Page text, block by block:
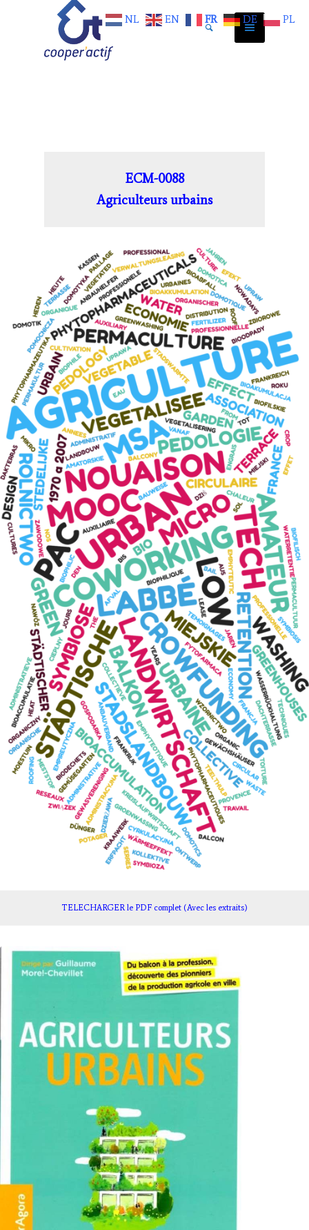
ECM-0088
Agriculteurs urbains
TELECHARGER le PDF complet (Avec les extraits)
NL EN FR DE PL